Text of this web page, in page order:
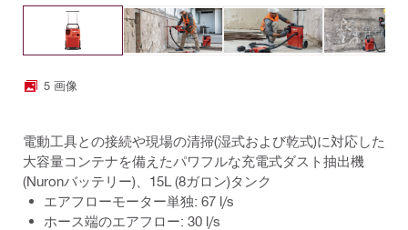
5 画像
電動工具との接続や現場の清掃(湿式および乾式)に対応した
大容量コンテナを備えたパワフルな充電式ダスト抽出機
(Nuronバッテリー)、15L (8ガロン)タンク
エアフローモーター単独: 67 l/s
ホース端のエアフロー: 30 l/s